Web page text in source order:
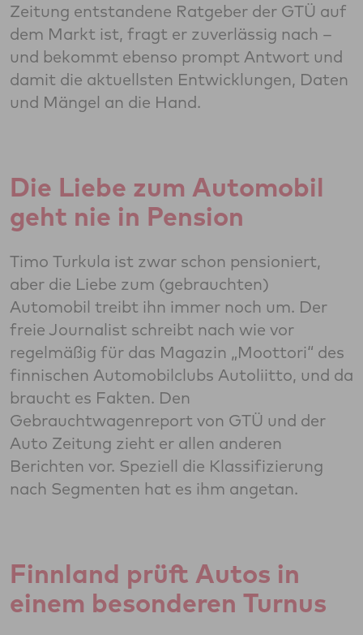
Zeitung entstandene Ratgeber der GTÜ auf
dem Markt ist, fragt er zuverlässig nach –
und bekommt ebenso prompt Antwort und
damit die aktuellsten Entwicklungen, Daten
und Mängel an die Hand.
Die Liebe zum Automobil
geht nie in Pension
Timo Turkula ist zwar schon pensioniert,
aber die Liebe zum (gebrauchten)
Automobil treibt ihn immer noch um. Der
freie Journalist schreibt nach wie vor
regelmäßig für das Magazin „Moottori“ des
finnischen Automobilclubs Autoliitto, und da
braucht es Fakten. Den
Gebrauchtwagenreport von GTÜ und der
Auto Zeitung zieht er allen anderen
Berichten vor. Speziell die Klassifizierung
nach Segmenten hat es ihm angetan.
Finnland prüft Autos in
einem besonderen Turnus